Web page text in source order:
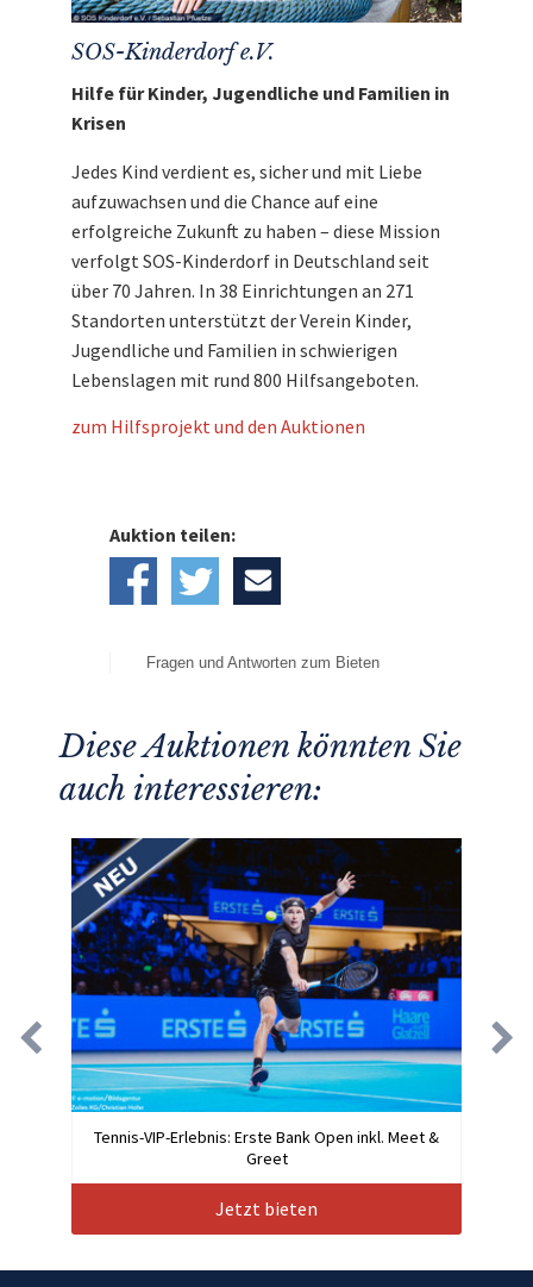
SOS-Kinderdorf e.V.
Hilfe für Kinder, Jugendliche und Familien in
Krisen
Jedes Kind verdient es, sicher und mit Liebe
aufzuwachsen und die Chance auf eine
erfolgreiche Zukunft zu haben – diese Mission
verfolgt SOS-Kinderdorf in Deutschland seit
über 70 Jahren. In 38 Einrichtungen an 271
Standorten unterstützt der Verein Kinder,
Jugendliche und Familien in schwierigen
Lebenslagen mit rund 800 Hilfsangeboten.
zum Hilfsprojekt und den Auktionen
Auktion teilen:
Fragen und Antworten zum Bieten
Diese Auktionen könnten Sie
auch interessieren:
Tennis-VIP-Erlebnis: Erste Bank Open inkl. Meet &
Greet
Jetzt bieten